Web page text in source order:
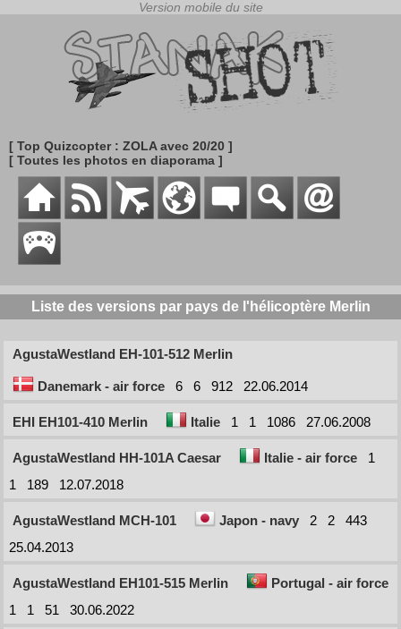
[ Top Quizcopter : ZOLA avec 20/20 ]
[ Toutes les photos en diaporama ]
Liste des versions par pays de l'hélicoptère Merlin
AgustaWestland EH-101-512 Merlin
Danemark - air force 6 6 912 22.06.2014
EHI EH101-410 Merlin Italie 1 1 1086 27.06.2008
AgustaWestland HH-101A Caesar Italie - air force
1
1
189 12.07.2018
AgustaWestland MCH-101 Japon - navy 2 2
443
25.04.2013
AgustaWestland EH101-515 Merlin
Portugal - air force
1
1 51 30.06.2022